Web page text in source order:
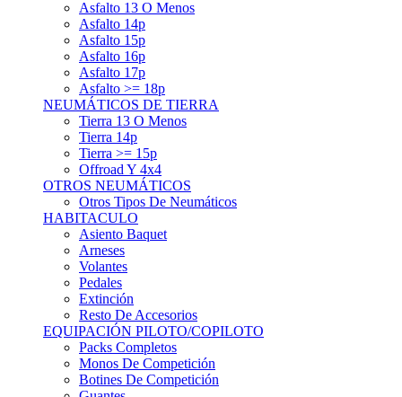
Asfalto 15p
Asfalto 16p
Asfalto 17p
Asfalto >= 18p
NEUMÁTICOS DE TIERRA
Tierra 13 O Menos
Tierra 14p
Tierra >= 15p
Offroad Y 4x4
OTROS NEUMÁTICOS
Otros Tipos De Neumáticos
HABITACULO
Asiento Baquet
Arneses
Volantes
Pedales
Extinción
Resto De Accesorios
EQUIPACIÓN PILOTO/COPILOTO
Packs Completos
Monos De Competición
Botines De Competición
Guantes
Ropa Interior